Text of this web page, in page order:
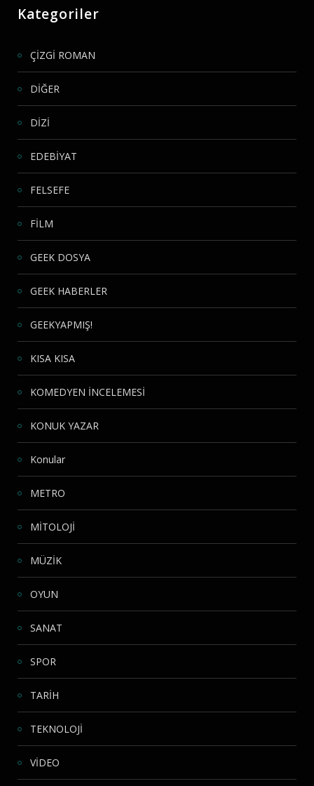
Kategoriler
ÇİZGİ ROMAN
DİĞER
DİZİ
EDEBİYAT
FELSEFE
FİLM
GEEK DOSYA
GEEK HABERLER
GEEKYAPMIŞ!
KISA KISA
KOMEDYEN İNCELEMESİ
KONUK YAZAR
Konular
METRO
MİTOLOJİ
MÜZİK
OYUN
SANAT
SPOR
TARİH
TEKNOLOJİ
VİDEO